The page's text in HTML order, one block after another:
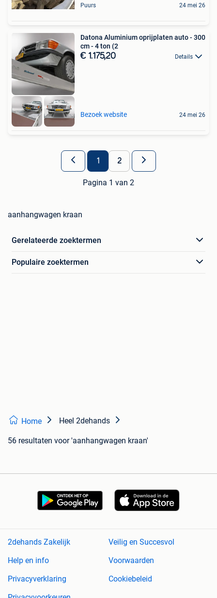
Puurs 24 mei 26
Datona Aluminium oprijplaten auto - 300
cm - 4 ton (2
€ 1.175,20 Details
Bezoek website 24 mei 26
1 2
Pagina 1 van 2
aanhangwagen kraan
Gerelateerde zoektermen
Populaire zoektermen
Home Heel 2dehands
56 resultaten voor 'aanhangwagen kraan'
2dehands Zakelijk
Veilig en Succesvol
Help en info
Voorwaarden
Privacyverklaring
Cookiebeleid